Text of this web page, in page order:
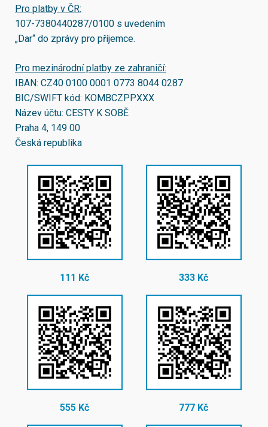
Pro platby v ČR:
107-7380440287/0100 s uvedením
„Dar“ do zprávy pro příjemce.
Pro mezinárodní platby ze zahraničí:
IBAN: CZ40 0100 0001 0773 8044 0287
BIC/SWIFT kód: KOMBCZPPXXX
Název účtu: CESTY K SOBĚ
Praha 4, 149 00
Česká republika
111 Kč 333 Kč
555 Kč 777 Kč